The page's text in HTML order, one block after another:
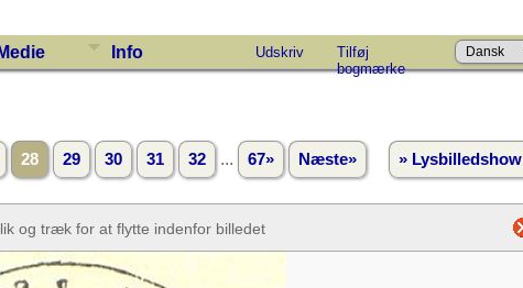
Medie Info Udskriv
Tilføj
bogmærke
28 29 30 31 32 ... 67» Næste» » Lysbilledshow